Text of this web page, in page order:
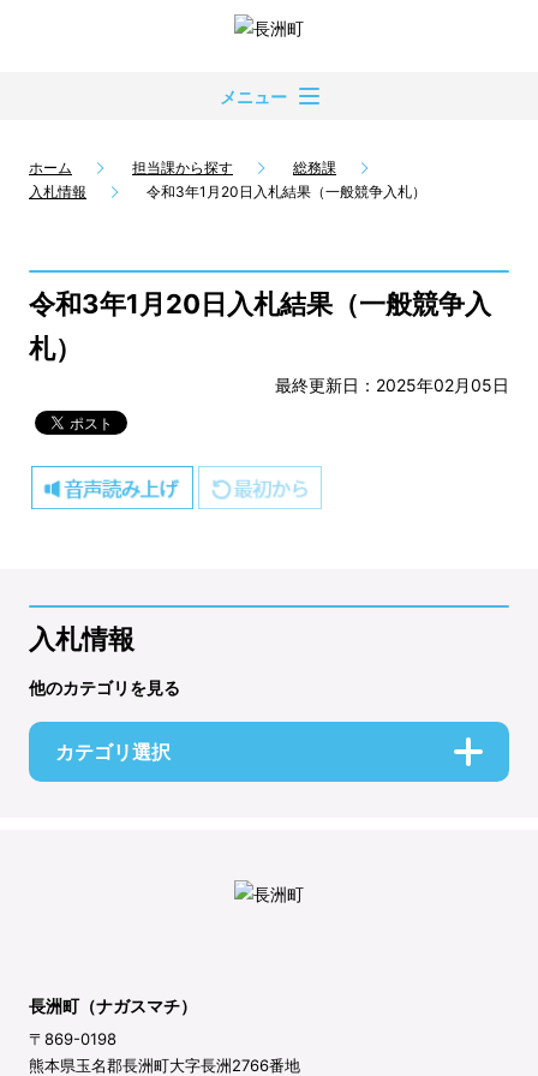
メニュー
ホーム 担当課から探す
総務課
入札情報
令和3年1月20日入札結果（一般競争入札）
令和3年1月20日入札結果（一般競争入
札）
最終更新日：2025年02月05日
入札情報
他のカテゴリを見る
カテゴリ選択
長洲町（ナガスマチ）
〒869-0198
熊本県玉名郡長洲町大字長洲2766番地